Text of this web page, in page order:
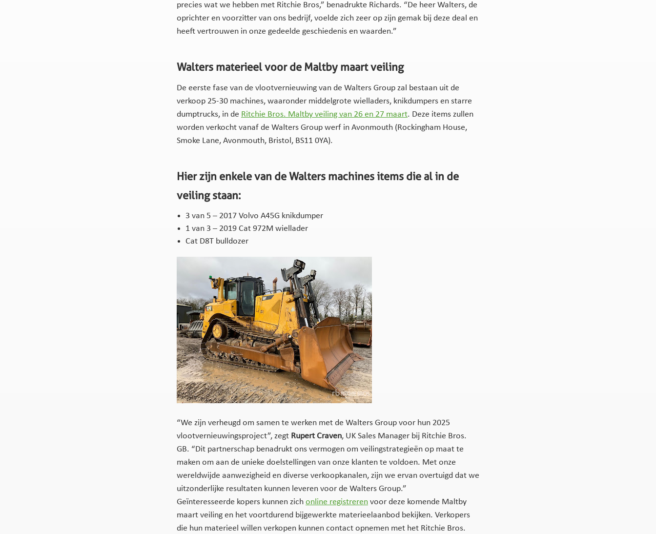
precies wat we hebben met Ritchie Bros,” benadrukte Richards. “De heer Walters, de
oprichter en voorzitter van ons bedrijf, voelde zich zeer op zijn gemak bij deze deal en
heeft vertrouwen in onze gedeelde geschiedenis en waarden.”
Walters materieel voor de Maltby maart veiling
De eerste fase van de vlootvernieuwing van de Walters Group zal bestaan uit de
verkoop 25-30 machines, waaronder middelgrote wielladers, knikdumpers en starre
dumptrucks, in de Ritchie Bros. Maltby veiling van 26 en 27 maart. Deze items zullen
worden verkocht vanaf de Walters Group werf in Avonmouth (Rockingham House,
Smoke Lane, Avonmouth, Bristol, BS11 0YA).
Hier zijn enkele van de Walters machines items die al in de
veiling staan:
3 van 5 – 2017 Volvo A45G knikdumper
1 van 3 – 2019 Cat 972M wiellader
Cat D8T bulldozer
“We zijn verheugd om samen te werken met de Walters Group voor hun 2025
vlootvernieuwingsproject”, zegt Rupert Craven, UK Sales Manager bij Ritchie Bros.
GB. “Dit partnerschap benadrukt ons vermogen om veilingstrategieën op maat te
maken om aan de unieke doelstellingen van onze klanten te voldoen. Met onze
wereldwijde aanwezigheid en diverse verkoopkanalen, zijn we ervan overtuigd dat we
uitzonderlijke resultaten kunnen leveren voor de Walters Group.”
Geïnteresseerde kopers kunnen zich online registreren voor deze komende Maltby
maart veiling en het voortdurend bijgewerkte materieelaanbod bekijken. Verkopers
die hun materieel willen verkopen kunnen contact opnemen met het Ritchie Bros.